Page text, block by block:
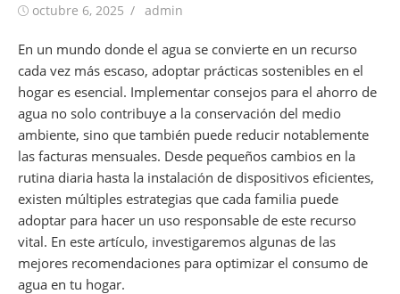
Publicada
octubre 6, 2025 Autor
admin
En un mundo donde el agua se convierte en un recurso
cada vez más escaso, adoptar prácticas sostenibles en el
hogar es esencial. Implementar consejos para el ahorro de
agua no solo contribuye a la conservación del medio
ambiente, sino que también puede reducir notablemente
las facturas mensuales. Desde pequeños cambios en la
rutina diaria hasta la instalación de dispositivos eficientes,
existen múltiples estrategias que cada familia puede
adoptar para hacer un uso responsable de este recurso
vital. En este artículo, investigaremos algunas de las
mejores recomendaciones para optimizar el consumo de
agua en tu hogar.